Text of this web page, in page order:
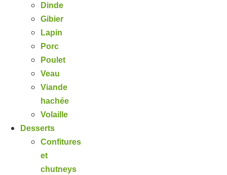
Dinde
Gibier
Lapin
Porc
Poulet
Veau
Viande
hachée
Volaille
Desserts
Confitures
et
chutneys